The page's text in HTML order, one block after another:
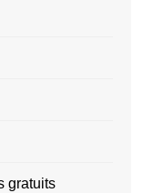
gratuits